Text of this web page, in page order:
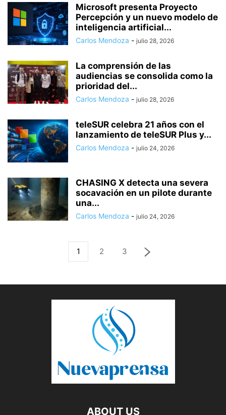
Microsoft presenta Proyecto
Percepción y un nuevo modelo de
inteligencia artificial...
Carlos Mendoza - julio 28, 2026
La comprensión de las
audiencias se consolida como la
prioridad del...
Carlos Mendoza - julio 28, 2026
teleSUR celebra 21 años con el
lanzamiento de teleSUR Plus y...
Carlos Mendoza - julio 24, 2026
CHASING X detecta una severa
socavación en un pilote durante
una...
Carlos Mendoza - julio 24, 2026
1 2 3
ABOUT US